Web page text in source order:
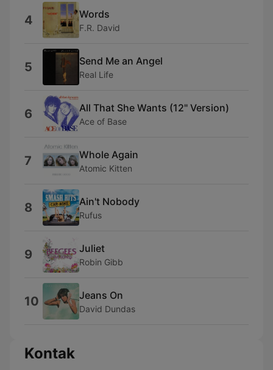
4 Words
F.R. David
5 Send Me an Angel
Real Life
6 All That She Wants (12" Version)
Ace of Base
7 Whole Again
Atomic Kitten
8 Ain't Nobody
Rufus
9 Juliet
Robin Gibb
10 Jeans On
David Dundas
Kontak